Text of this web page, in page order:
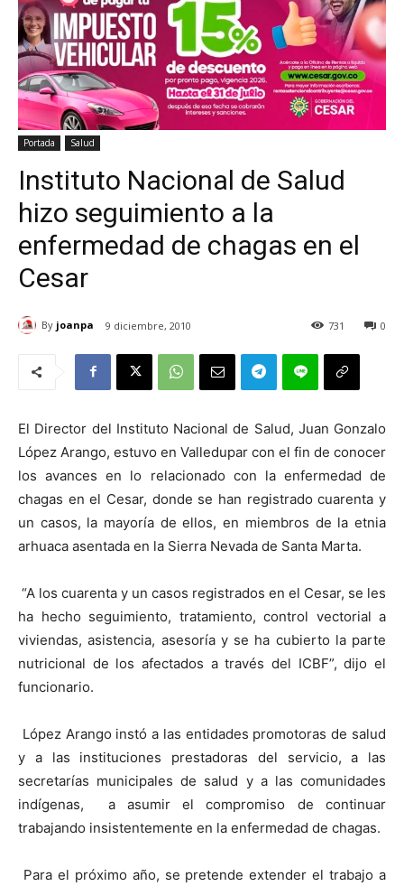
Portada Salud
Instituto Nacional de Salud
hizo seguimiento a la
enfermedad de chagas en el
Cesar
By joanpa 9 diciembre, 2010 0
731
El Director del Instituto Nacional de Salud, Juan Gonzalo
López Arango, estuvo en Valledupar con el fin de conocer
los avances en lo relacionado con la enfermedad de
chagas en el Cesar, donde se han registrado cuarenta y
un casos, la mayoría de ellos, en miembros de la etnia
arhuaca asentada en la Sierra Nevada de Santa Marta.
“A los cuarenta y un casos registrados en el Cesar, se les
ha hecho seguimiento, tratamiento, control vectorial a
viviendas, asistencia, asesoría y se ha cubierto la parte
nutricional de los afectados a través del ICBF”, dijo el
funcionario.
López Arango instó a las entidades promotoras de salud
y a las instituciones prestadoras del servicio, a las
secretarías municipales de salud y a las comunidades
indígenas, a asumir el compromiso de continuar
trabajando insistentemente en la enfermedad de chagas.
Para el próximo año, se pretende extender el trabajo a